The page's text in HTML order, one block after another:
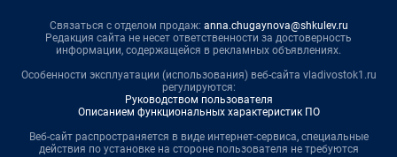
Связаться с отделом продаж: anna.chugaynova@shkulev.ru
Редакция сайта не несет ответственности за достоверность
информации, содержащейся в рекламных объявлениях.
Особенности эксплуатации (использования) веб-сайта vladivostok1.ru
регулируются:
Руководством пользователя
Описанием функциональных характеристик ПО
Веб-сайт распространяется в виде интернет-сервиса, специальные
действия по установке на стороне пользователя не требуются